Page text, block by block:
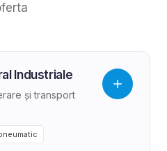
Industriale
și transport